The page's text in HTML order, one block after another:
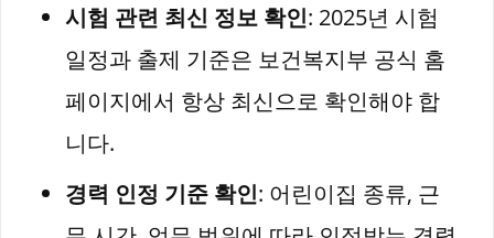
시험 관련 최신 정보 확인: 2025년 시험
일정과 출제 기준은 보건복지부 공식 홈
페이지에서 항상 최신으로 확인해야 합
니다.
경력 인정 기준 확인: 어린이집 종류, 근